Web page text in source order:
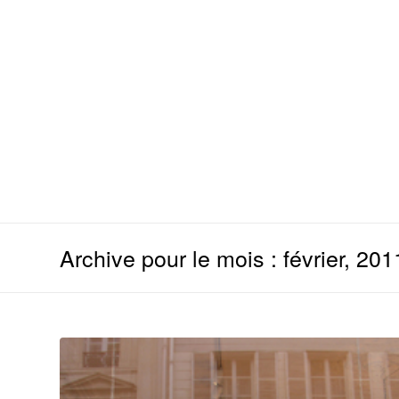
Archive pour le mois : février,